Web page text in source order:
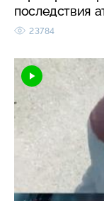
последствия
23784